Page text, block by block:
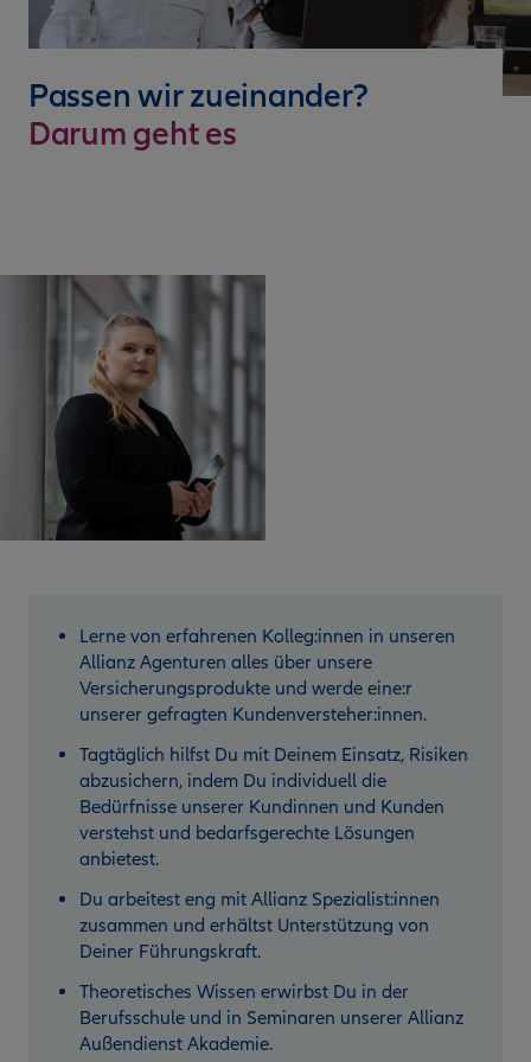
Passen wir zueinander?
Darum geht es
Lerne von erfahrenen Kolleg:innen in unseren
Allianz Agenturen alles über unsere
Versicherungsprodukte und werde eine:r
unserer gefragten Kundenversteher:innen.
Tagtäglich hilfst Du mit Deinem Einsatz, Risiken
abzusichern, indem Du individuell die
Bedürfnisse unserer Kundinnen und Kunden
verstehst und bedarfsgerechte Lösungen
anbietest.
Du arbeitest eng mit Allianz Spezialist:innen
zusammen und erhältst Unterstützung von
Deiner Führungskraft.
Theoretisches Wissen erwirbst Du in der
Berufsschule und in Seminaren unserer Allianz
Außendienst Akademie.